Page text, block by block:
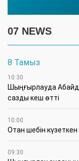
07 NEWS
8 Тамыз
10:30
Шыңғырлауда
сазды кеш өтті
10:00
Отан шебін
09:30